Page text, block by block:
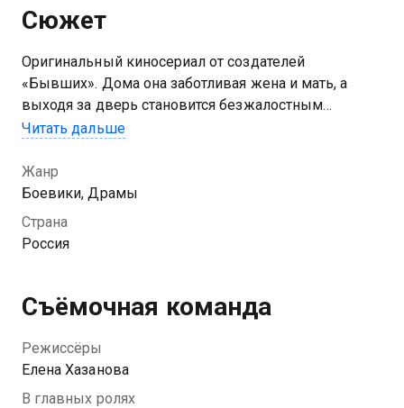
Сюжет
Оригинальный киносериал от создателей
«Бывших». Дома она заботливая жена и мать, а
выходя за дверь становится безжалостным
киллером. Причина такого раздвоения кроется в
«до» и «после». Устав вести двойную игру, героиня
готова решить, кто она: доктор Джекилл или мистер
Хайд.
Читать дальше
Жанр
Боевики, Драмы
Страна
Россия
Съёмочная команда
Режиссёры
Елена Хазанова
В главных ролях